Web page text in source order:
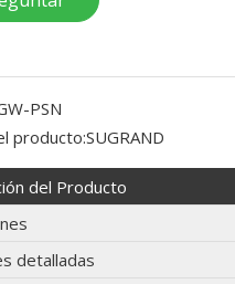
PSN
producto:SUGRAND
del Producto
detalladas